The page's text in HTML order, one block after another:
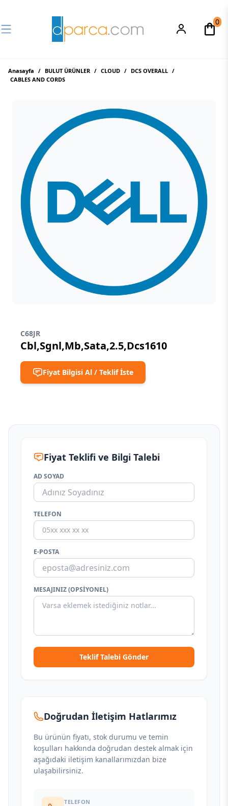
0
Anasayfa / BULUT ÜRÜNLER / CLOUD / DCS OVERALL /
CABLES AND CORDS
C68JR
Cbl,Sgnl,Mb,Sata,2.5,Dcs1610
Fiyat Bilgisi Al / Teklif İste
Fiyat Teklifi ve Bilgi Talebi
AD SOYAD
TELEFON
E-POSTA
MESAJINIZ (OPSIYONEL)
Teklif Talebi Gönder
Doğrudan İletişim Hatlarımız
Bu ürünün fiyatı, stok durumu ve temin
koşulları hakkında doğrudan destek almak için
aşağıdaki iletişim kanallarımızdan bize
ulaşabilirsiniz.
TELEFON